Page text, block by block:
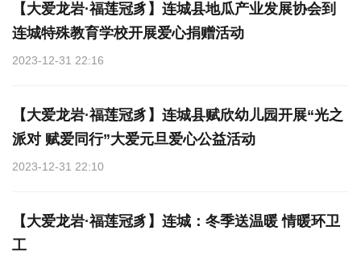
【大爱龙岩·福莲冠豸】连城县地瓜产业发展协会到
连城特殊教育学校开展爱心捐赠活动
2023-12-31 22:16
【大爱龙岩·福莲冠豸】连城县赋欣幼儿园开展“光之
派对 赋爱同行”大爱元旦爱心公益活动
2023-12-31 22:10
【大爱龙岩·福莲冠豸】连城：冬季送温暖 情暖环卫
工